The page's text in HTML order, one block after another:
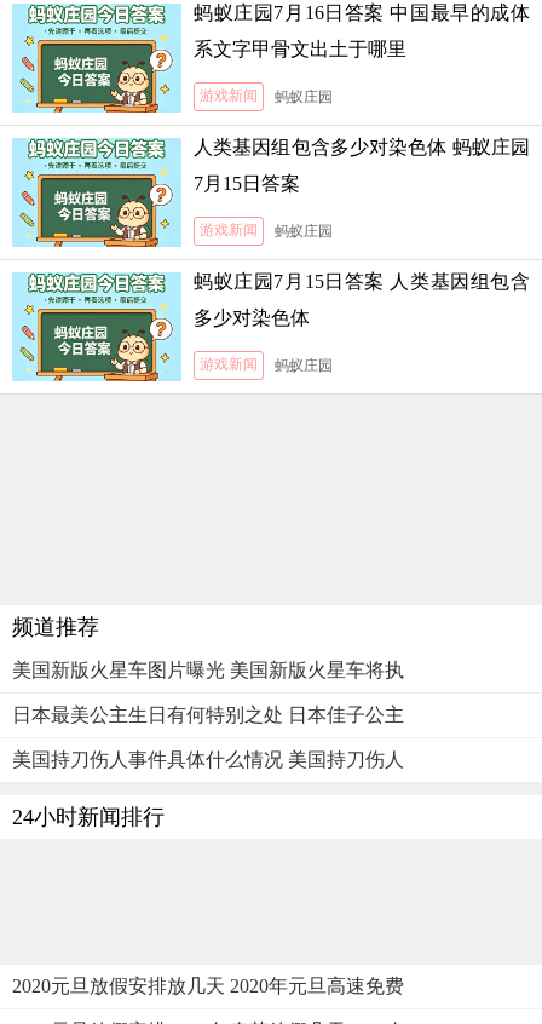
蚂蚁庄园7月16日答案 中国最早的成体
系文字甲骨文出土于哪里
游戏新闻 蚂蚁庄园
人类基因组包含多少对染色体 蚂蚁庄园
7月15日答案
游戏新闻 蚂蚁庄园
蚂蚁庄园7月15日答案 人类基因组包含
多少对染色体
游戏新闻 蚂蚁庄园
频道推荐
美国新版火星车图片曝光 美国新版火星车将执
日本最美公主生日有何特别之处 日本佳子公主
美国持刀伤人事件具体什么情况 美国持刀伤人
24小时新闻排行
2020元旦放假安排放几天 2020年元旦高速免费